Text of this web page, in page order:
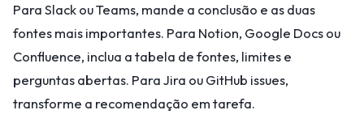
Para Slack ou Teams, mande a conclusão e as duas
fontes mais importantes. Para Notion, Google Docs ou
Confluence, inclua a tabela de fontes, limites e
perguntas abertas. Para Jira ou GitHub issues,
transforme a recomendação em tarefa.